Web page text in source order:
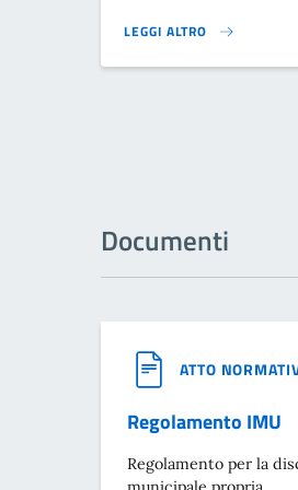
LEGGI ALTRO
PAGAMENTI}
Documenti
ATTO
Regolamento IMU
Regolamento per la